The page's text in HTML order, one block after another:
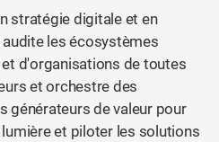
stratégie digitale et en
les écosystèmes
d'organisations de toutes
et orchestre des
générateurs de valeur pour
et piloter les solutions